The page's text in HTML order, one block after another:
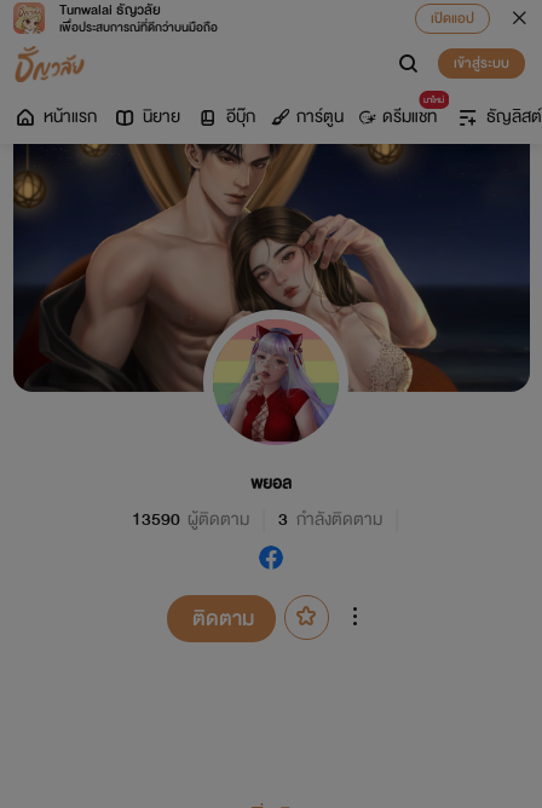
Tunwalai ธัญวลัย
เพื่อประสบการณ์ที่ดีกว่าบนมือถือ
เปิดแอป
เข้าสู่ระบบ
หน้าแรก นิยาย อีบุ๊ก การ์ตูน
มาใหม่
ดรีมแชท ธัญลิสต์
พยอล
13590 ผู้ติดตาม 3 กำลังติดตาม
ติดตาม